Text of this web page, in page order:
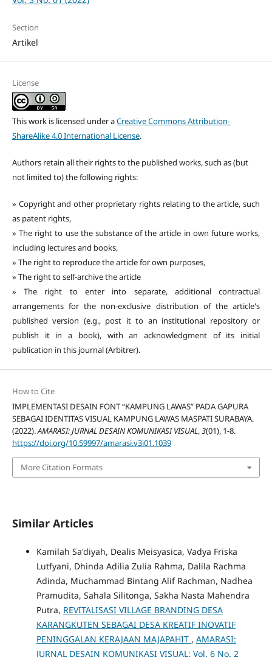
Section
Artikel
License
This work is licensed under aCreative Commons Attribution-
ShareAlike 4.0 International License.
Authors retain all their rights to the published works, such as (but
not limited to) the following rights:
» Copyright and other proprietary rights relating to the article, such
as patent rights,
» The right to use the substance of the article in own future works,
including lectures and books,
» The right to reproduce the article for own purposes,
» The right to self-archive the article
» The right to enter into separate, additional contractual
arrangements for the non-exclusive distribution of the article's
published version (e.g., post it to an institutional repository or
publish it in a book), with an acknowledgment of its initial
publication in this journal (Arbitrer).
How to Cite
IMPLEMENTASI DESAIN FONT “KAMPUNG LAWAS” PADA GAPURA
SEBAGAI IDENTITAS VISUAL KAMPUNG LAWAS MASPATI SURABAYA.
(2022).AMARASI: JURNAL DESAIN KOMUNIKASI VISUAL,3(01), 1-8.
https://doi.org/10.59997/amarasi.v3i01.1039
More Citation Formats
Similar Articles
Kamilah Sa'diyah, Dealis Meisyasica, Vadya Friska
Lutfyani, Dhinda Adilia Zulia Rahma, Dalila Rachma
Adinda, Muchammad Bintang Alif Rachman, Nadhea
Pramudita, Sahala Silitonga, Sakha Nasta Mahendra
Putra, REVITALISASI VILLAGE BRANDING DESA
KARANGKUTEN SEBAGAI DESA KREATIF INOVATIF
PENINGGALAN KERAJAAN MAJAPAHIT , AMARASI:
JURNAL DESAIN KOMUNIKASI VISUAL: Vol. 6 No. 2